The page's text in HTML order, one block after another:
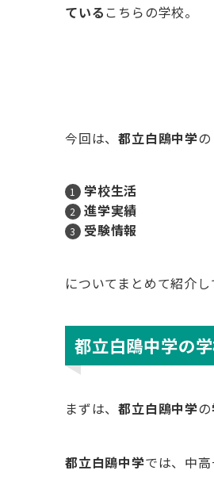
ている こちらの学校。
今回は、都立白鴎中学の
学校生活
進学実績
受験情報
についてまとめて紹介し
都立白鴎中学の
まずは、都立白鴎中学の
都立白鴎中学では、中